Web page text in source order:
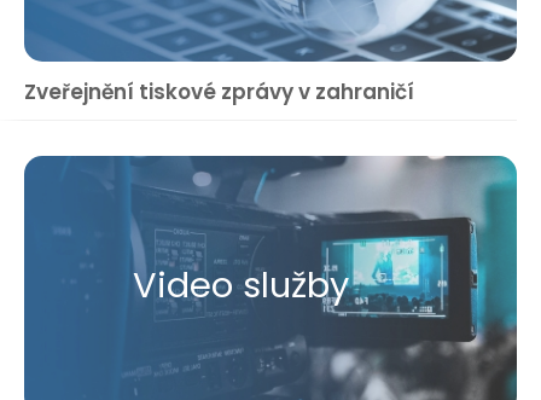
Zveřejnění tiskové zprávy v zahraničí
Video služby